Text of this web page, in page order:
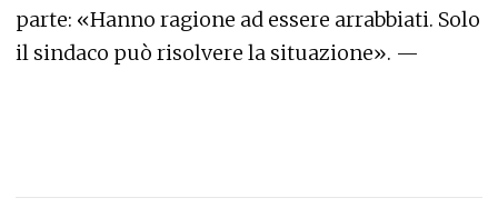
parte: «Hanno ragione ad essere arrabbiati. Solo
il sindaco può risolvere la situazione». —